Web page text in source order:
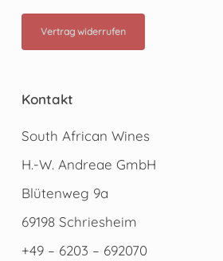
Vertrag widerrufen
Kontakt
South African Wines
H.-W. Andreae GmbH
Blütenweg 9a
69198 Schriesheim
+49 – 6203 – 692070